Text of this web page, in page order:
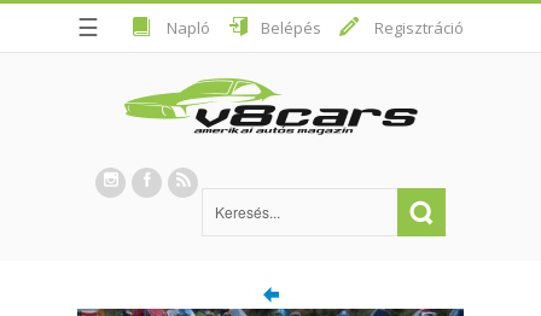
☰ Napló Belépés Regisztráció